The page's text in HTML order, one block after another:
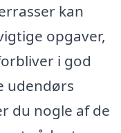
kan
opgaver,
i god
udendørs
du nogle af de